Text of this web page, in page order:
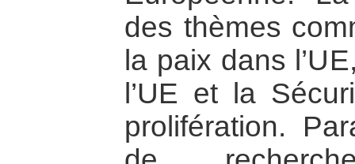
des thèmes
la paix dans
l’UE et la
prolifération.